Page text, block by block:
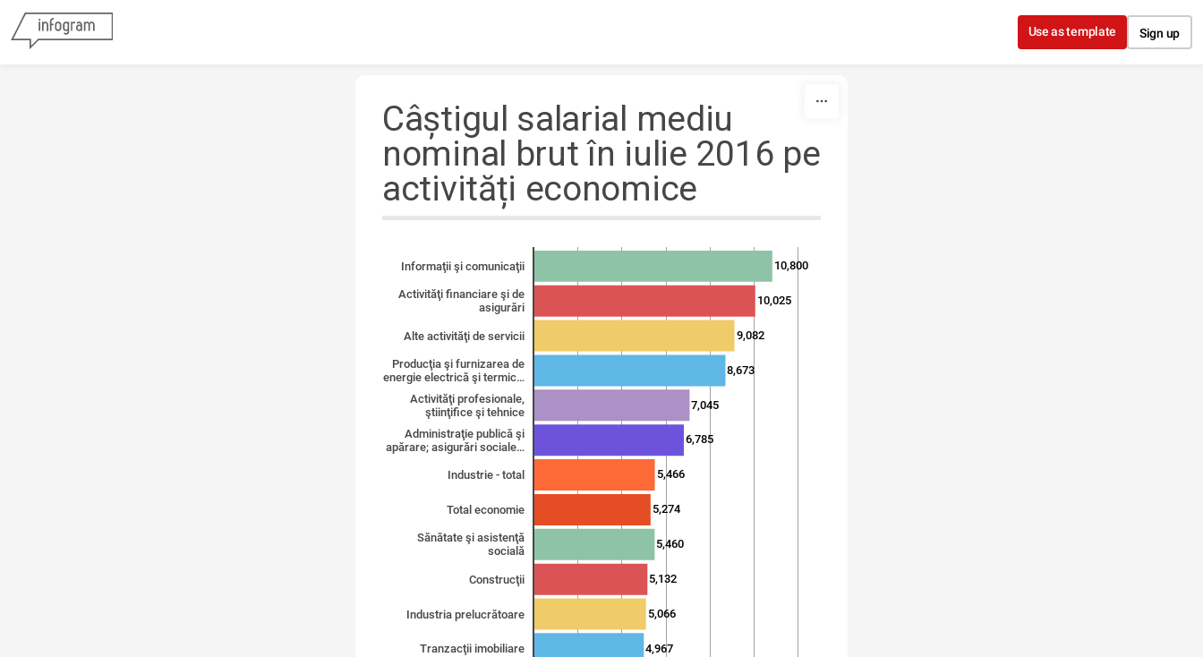
Use as template Sign up
Câștigul salarial mediu
nominal brut în iulie 2016 pe
activități economice
Informaţii şi comunicaţii
Activităţi financiare şi de
asigurări
Alte activităţi de servicii
Producţia şi furnizarea de
energie electrică şi termic…
Activităţi profesionale,
ştiinţifice şi tehnice
Administraţie publică şi
apărare; asigurări sociale…
Industrie - total
Total economie
Sănătate şi asistenţă
socială
Construcţii
Industria prelucrătoare
Tranzacţii imobiliare
10,800
10,025
9,082
8,673
7,045
6,785
5,466
5,274
5,460
5,132
5,066
4,967